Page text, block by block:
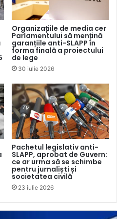
ai Libertatea și GSP marți, 3
că „noi am acordat
și a susținut că plecarea
de presă”, potrivit
GSP timp de 20 de ani,
a activat în ultimii cinci ani.
și ActiveWatchși-
cei peste 70 de jurnaliști ai
și Libertatea, „care au
celor două redacții s-au
partea managementului
Organizațiile de media cer
Parlamentului să mențină
garanțiile anti-SLAPP în
forma finală a proiectului
de lege
30 iulie 2026
Pachetul legislativ anti-
SLAPP, aprobat de Guvern:
ce ar urma să se schimbe
pentru jurnaliști și
societatea civilă
23 iulie 2026